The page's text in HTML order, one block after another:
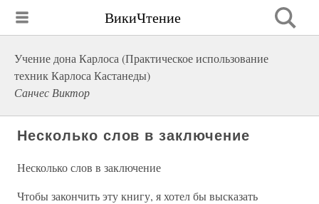
ВикиЧтение
Учение дона Карлоса (Практическое использование
техник Карлоса Кастанеды)
Санчес Виктор
Несколько слов в заключение
Несколько слов в заключение
Чтобы закончить эту книгу, я хотел бы высказать